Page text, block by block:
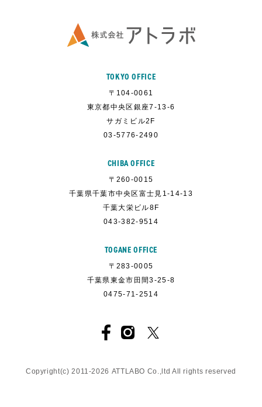
TOKYO OFFICE
〒104-0061
東京都中央区銀座7-13-6
サガミビル2F
03-5776-2490
CHIBA OFFICE
〒260-0015
千葉県千葉市中央区富士見1-14-13
千葉大栄ビル8F
043-382-9514
TOGANE OFFICE
〒283-0005
千葉県東金市田間3-25-8
0475-71-2514
Copyright(c) 2011-2026 ATTLABO Co.,ltd All rights reserved